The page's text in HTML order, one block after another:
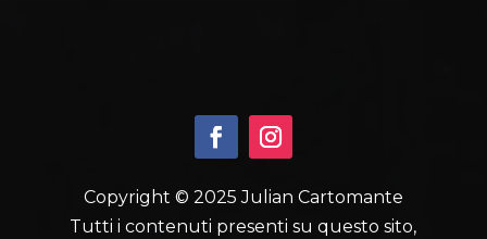
Copyright © 2025 Julian Cartomante
Tutti i contenuti presenti su questo sito,